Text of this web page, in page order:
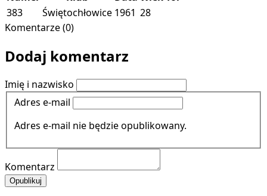
383
Świętochłowice 1961 28
Komentarze (0)
Dodaj komentarz
Imię i nazwisko
Adres e-mail
Adres e-mail nie będzie opublikowany.
Komentarz
Opublikuj